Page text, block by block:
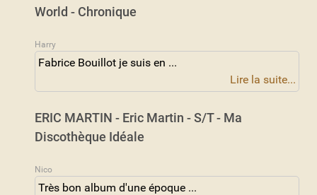
World - Chronique
Harry
Fabrice Bouillot je suis en ...
Lire la suite...
ERIC MARTIN - Eric Martin - S/T - Ma
Discothèque Idéale
Nico
Très bon album d'une époque ...